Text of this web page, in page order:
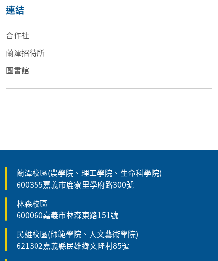
連結
合作社
蘭潭招待所
圖書館
蘭潭校區(農學院、理工學院、生命科學院)
600355嘉義市鹿寮里學府路300號
林森校區
600060嘉義市林森東路151號
民雄校區(師範學院、人文藝術學院)
621302嘉義縣民雄鄉文隆村85號